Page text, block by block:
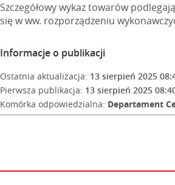
Szczegółowy wykaz towarów
się w ww. rozporządzeniu
Informacje o publikacji
Ostatnia aktualizacja: 13 sierpień 2025
Pierwsza publikacja: 13 sierpień 2025
Komórka odpowiedzialna: Departament